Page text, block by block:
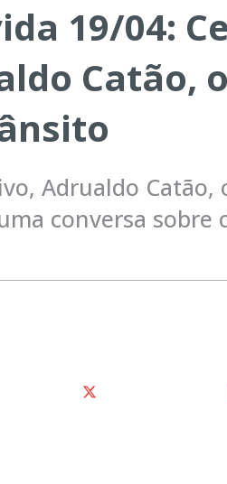
19/04:
Catão,
Adrualdo
conversa sobre